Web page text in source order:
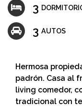
3
3 AUTOS
Hermosa
padrón. Casa al
living comedor,
tradicional con